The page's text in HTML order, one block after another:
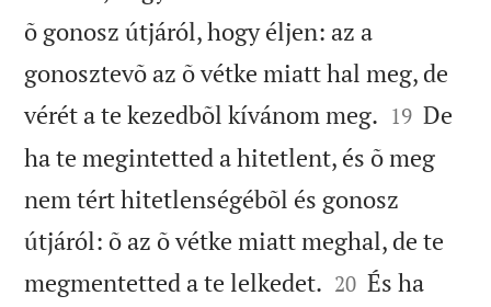
õ gonosz útjáról, hogy éljen: az a
gonosztevõ az õ vétke miatt hal meg, de
vérét a te kezedbõl kívánom meg. 

19 De
ha te megintetted a hitetlent, és õ meg
nem tért hitetlenségébõl és gonosz
útjáról: õ az õ vétke miatt meghal, de te
megmentetted a te lelkedet. 

20 És ha